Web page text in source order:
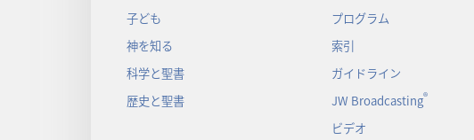
子ども
神を知る
科学と聖書
歴史と聖書
プログラム
索引
ガイドライン
JW Broadcasting®
ビデオ